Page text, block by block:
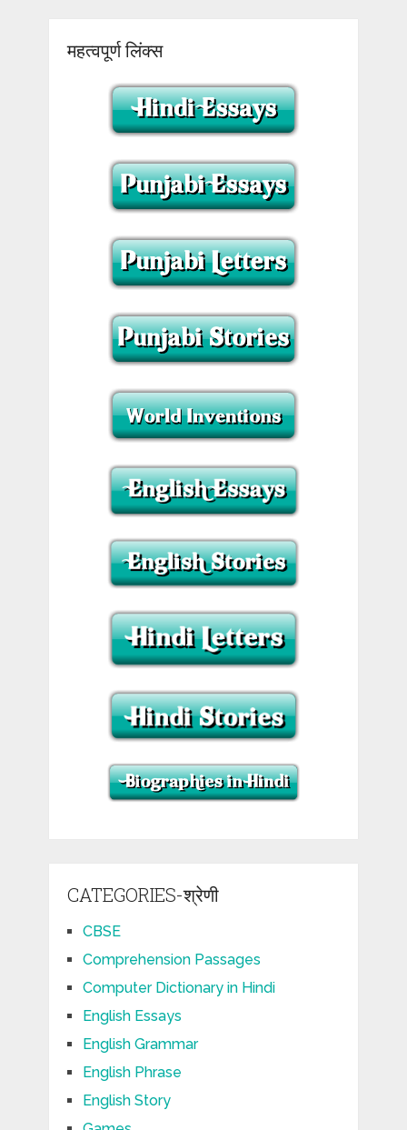
महत्वपूर्ण लिंक्स
CATEGORIES-श्रेणी
CBSE
Comprehension Passages
Computer Dictionary in Hindi
English Essays
English Grammar
English Phrase
English Story